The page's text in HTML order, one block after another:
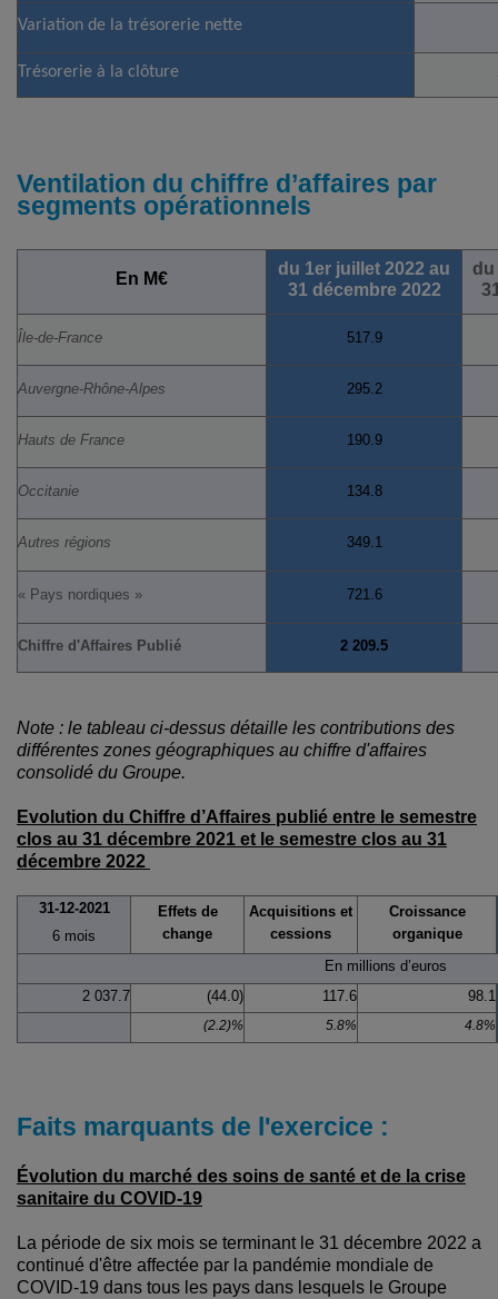
Variation de la trésorerie nette
Trésorerie à la clôture
Ventilation du chiffre d’affaires par
segments opérationnels
En M€
du 1er juillet 2022 au
31 décembre 2022
du
Île-de-France 517.9
Auvergne-Rhône-Alpes 295.2
Hauts de France 190.9
Occitanie 134.8
Autres régions 349.1
« Pays nordiques » 721.6
Chiffre d'Affaires Publié 2 209.5
Note : le tableau ci-dessus détaille les contributions des
différentes zones géographiques au chiffre d'affaires
consolidé du Groupe.
Evolution du Chiffre d’Affaires publié entre le semestre
clos au 31 décembre 2021 et le semestre clos au 31
décembre 2022
31-12-2021
6 mois
Effets de
change
Acquisitions et
cessions
Croissance
organique
En millions d’euros
2 037.7
(44.0) 117.6 98.1
(2.2)% 5.8% 4.8%
Faits marquants de l'exercice :
Évolution du marché des soins de santé et de la crise
sanitaire du COVID-19
La période de six mois se terminant le 31 décembre 2022 a
continué d'être affectée par la pandémie mondiale de
COVID-19 dans tous les pays dans lesquels le Groupe